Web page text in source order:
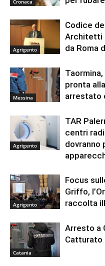
Cronaca
Agrigento
Codice
Architetti
da Roma
Messina
pronta
arrestato
Agrigento
TAR
centri
dovranno
Agrigento
Focus
Griffo,
raccolta
Catania
Arresto a
Catturato